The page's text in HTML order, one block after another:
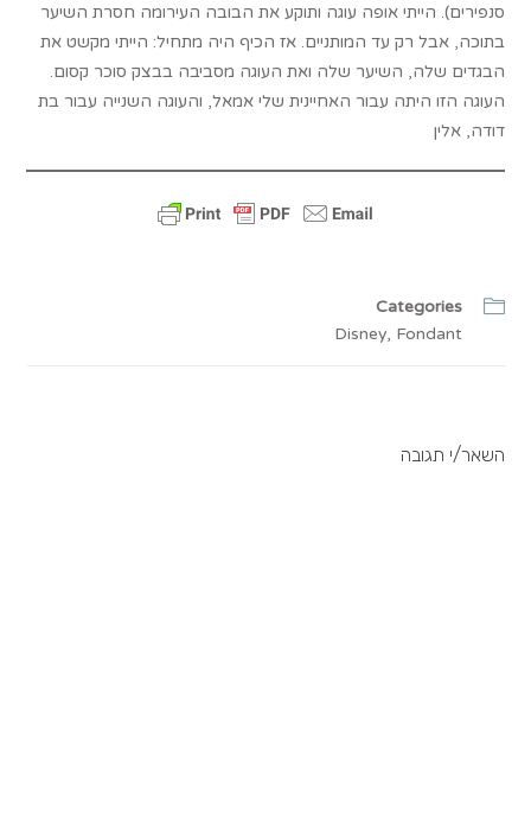
סנפירים). הייתי אופה עוגה ותוקע את הבובה העירומה חסרת השיער
בתוכה, אבל רק עד המותניים. אז הכיף היה מתחיל: הייתי מקשט את
הבגדים שלה, השיער שלה ואת העוגה מסביבה בבצק סוכר קסום.
העוגה הזו היתה עבור האחיינית שלי אמאל, והעוגה השנייה עבור בת
דודה, אלין
Categories
Disney, Fondant
השאר/י תגובה